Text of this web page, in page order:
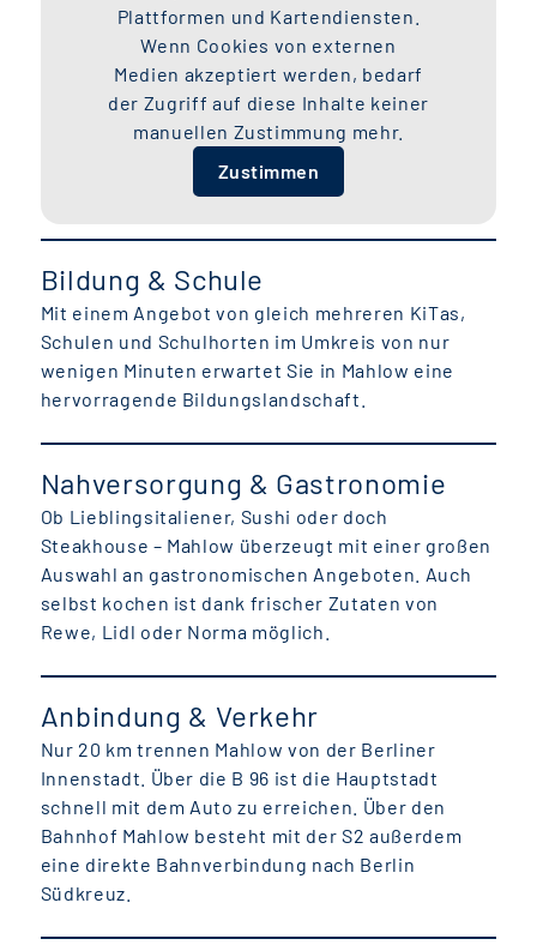
Plattformen und Kartendiensten.
Wenn Cookies von externen
Medien akzeptiert werden, bedarf
der Zugriff auf diese Inhalte keiner
manuellen Zustimmung mehr.
Zustimmen
Bildung & Schule
Mit einem Angebot von gleich mehreren KiTas,
Schulen und Schulhorten im Umkreis von nur
wenigen Minuten erwartet Sie in Mahlow eine
hervorragende Bildungslandschaft.
Nahversorgung & Gastronomie
Ob Lieblingsitaliener, Sushi oder doch
Steakhouse – Mahlow überzeugt mit einer großen
Auswahl an gastronomischen Angeboten. Auch
selbst kochen ist dank frischer Zutaten von
Rewe, Lidl oder Norma möglich.
Anbindung & Verkehr
Nur 20 km trennen Mahlow von der Berliner
Innenstadt. Über die B 96 ist die Hauptstadt
schnell mit dem Auto zu erreichen. Über den
Bahnhof Mahlow besteht mit der S2 außerdem
eine direkte Bahnverbindung nach Berlin
Südkreuz.